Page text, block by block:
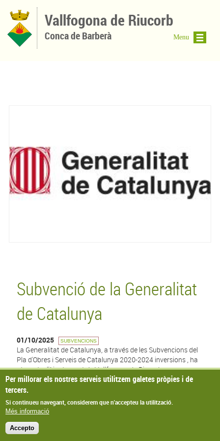
Vallfogona de Riucorb
Conca de Barberà
Subvenció de la Generalitat
de Catalunya
01/10/2025 SUBVENCIONS
La Generalitat de Catalunya, a través de les Subvencions del
Pla d'Obres i Serveis de Catalunya 2020-2024 inversions , ha
atorgat a l'Ajuntament de Vallfogona de Riucorb una
subvenció de 96.989,57€ per a l'obra de "Xarxa d'aigua
Balneari" de Vallfogona de Riucorb.
Menu
Per millorar els nostres serveis utilitzem galetes pròpies i de
tercers.
Si continueu navegant, considerem que n'accepteu la utilització.
Més informació
Accepto